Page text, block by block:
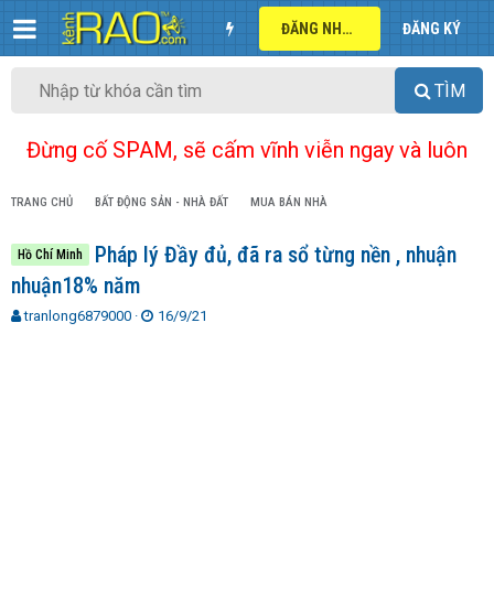
ĐĂNG NHẬP ĐĂNG KÝ
TÌM
Đừng cố SPAM, sẽ cấm vĩnh viễn ngay và luôn
TRANG CHỦ BẤT ĐỘNG SẢN - NHÀ ĐẤT MUA BÁN NHÀ
Hồ Chí Minh
Pháp lý Đầy đủ, đã ra sổ từng nền , nhuận
nhuận18% năm
T
tranlong6879000
N
16/9/21